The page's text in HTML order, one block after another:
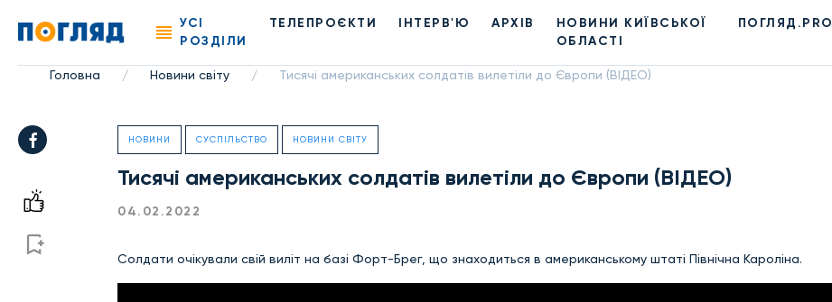
УСІ
РОЗДІЛИ
ТЕЛЕПРОЄКТИ ІНТЕРВ'Ю АРХІВ
НОВИНИ КИЇВСЬКОЇ
ОБЛАСТІ
ПОГЛЯД.PRO
Головна / Новини світу / Тисячі американських солдатів вилетіли до Європи (ВІДЕО)
НОВИНИ СУСПІЛЬСТВО НОВИНИ СВІТУ
Тисячі американських солдатів вилетіли до Європи (ВІДЕО)
04.02.2022
Солдати очікували свій виліт на базі Форт-Брег, що знаходиться в американському штаті Північна Кароліна.